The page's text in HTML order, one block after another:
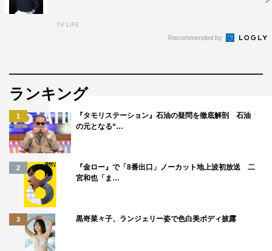
TV LIFE
Recommended by
ランキング
1
『タモリステーション』石油の疑問を徹底解剖 石油
の元となる“…
2
『金ロー』で「8番出口」ノーカット地上波初放送 二
宮和也「ま…
3 黒嵜菜々子、ランジェリー姿で色白美ボディ披露